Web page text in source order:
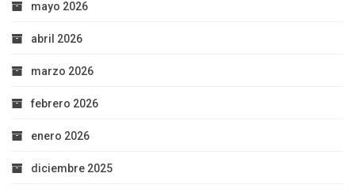
mayo 2026
abril 2026
marzo 2026
febrero 2026
enero 2026
diciembre 2025